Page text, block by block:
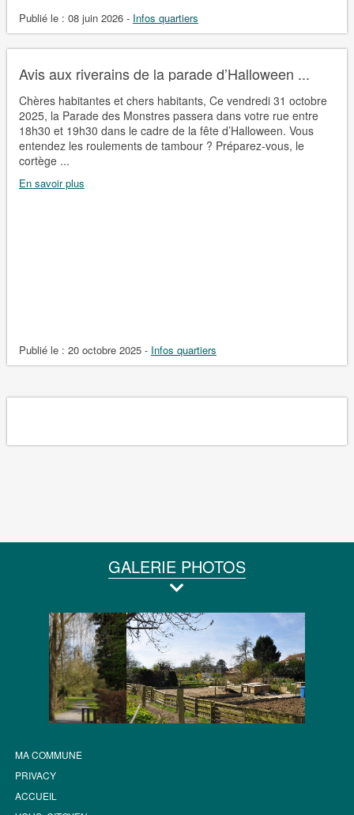
Publié le : 08 juin 2026 - Infos quartiers
Avis aux riverains de la parade d’Halloween ...
Chères habitantes et chers habitants, Ce vendredi 31 octobre
2025, la Parade des Monstres passera dans votre rue entre
18h30 et 19h30 dans le cadre de la fête d’Halloween. Vous
entendez les roulements de tambour ? Préparez-vous, le
cortège ...
En savoir plus
Publié le : 20 octobre 2025 - Infos quartiers
GALERIE PHOTOS
MA COMMUNE
PRIVACY
ACCUEIL